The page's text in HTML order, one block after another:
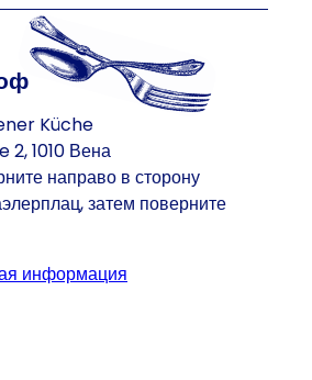
Küche
1010 Вена
направо в сторону
затем поверните
информация